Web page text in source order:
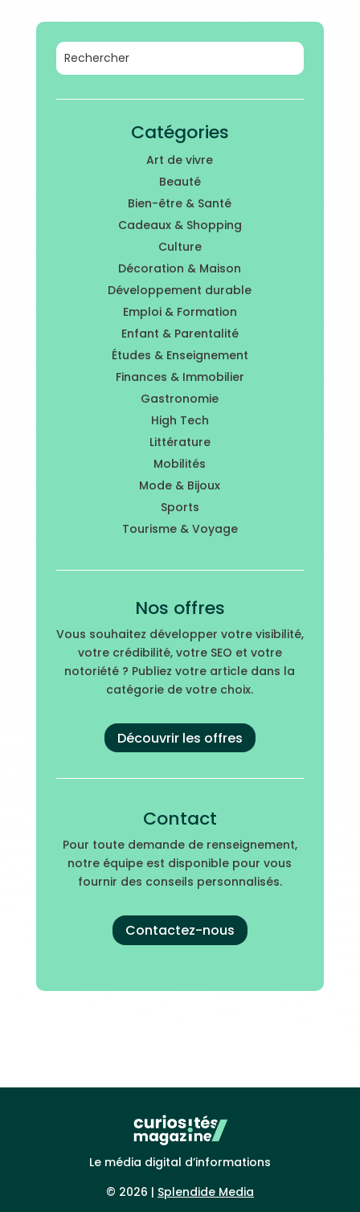
Catégories
Art de vivre
Beauté
Bien-être & Santé
Cadeaux & Shopping
Culture
Décoration & Maison
Développement durable
Emploi & Formation
Enfant & Parentalité
Études & Enseignement
Finances & Immobilier
Gastronomie
High Tech
Littérature
Mobilités
Mode & Bijoux
Sports
Tourisme & Voyage
Nos offres
Vous souhaitez développer votre visibilité,
votre crédibilité, votre SEO et votre
notoriété ? Publiez votre article dans la
catégorie de votre choix.
Découvrir les offres
Contact
Pour toute demande de renseignement,
notre équipe est disponible pour vous
fournir des conseils personnalisés.
Contactez-nous
Le média digital d’informations
© 2026 | Splendide Media